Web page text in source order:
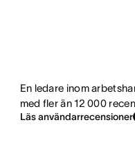
En ledare inom
med fler än 12 000
Läs användarrecensioner